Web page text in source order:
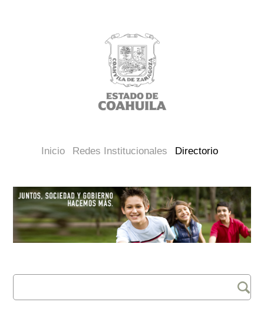
Inicio Redes Institucionales Directorio
FORMULARIO DE
Buscar